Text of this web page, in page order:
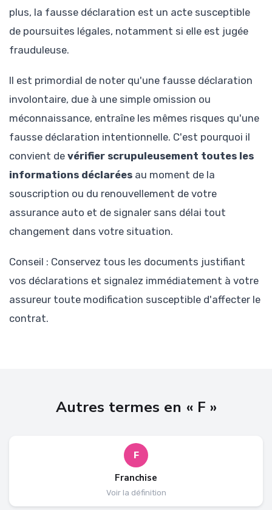
plus, la fausse déclaration est un acte susceptible
de poursuites légales, notamment si elle est jugée
frauduleuse.
Il est primordial de noter qu'une fausse déclaration
involontaire, due à une simple omission ou
méconnaissance, entraîne les mêmes risques qu'une
fausse déclaration intentionnelle. C'est pourquoi il
convient de vérifier scrupuleusement toutes les
informations déclarées au moment de la
souscription ou du renouvellement de votre
assurance auto et de signaler sans délai tout
changement dans votre situation.
Conseil : Conservez tous les documents justifiant
vos déclarations et signalez immédiatement à votre
assureur toute modification susceptible d'affecter le
contrat.
Autres termes en « F »
F
Franchise
Voir la définition